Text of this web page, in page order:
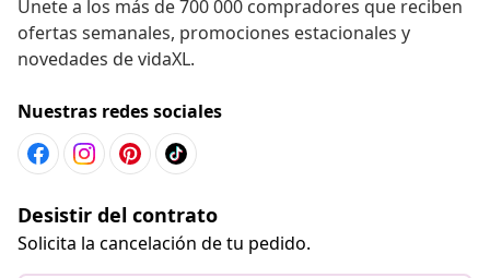
Únete a los más de 700 000 compradores que reciben
ofertas semanales, promociones estacionales y
novedades de vidaXL.
Nuestras redes sociales
Desistir del contrato
Solicita la cancelación de tu pedido.